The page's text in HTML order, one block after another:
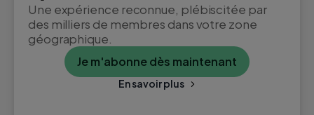
Une expérience reconnue, plébiscitée par
des milliers de membres dans votre zone
géographique.
Je m'abonne dès maintenant
En savoir plus